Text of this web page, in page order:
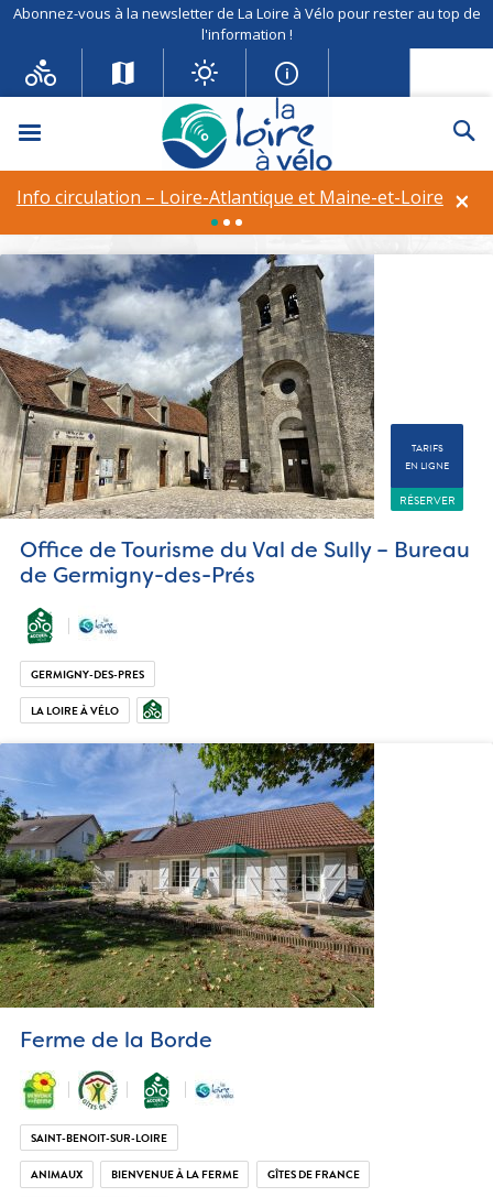
Abonnez-vous à la newsletter de La Loire à Vélo pour rester au top de
l'information !
Menu
×
Info circulation – Loire-Atlantique et Maine-et-Loire
Office de Tourisme
Langeais-Bourgueil-Val de
Loire (Bourgueil)
labels :Handicap auditif
TARIFS
EN LIGNE
RÉSERVER
Office de Tourisme du Val de Sully – Bureau
de Germigny-des-Prés
GERMIGNY-DES-PRES
LA LOIRE À VÉLO
Ferme de la Borde
SAINT-BENOIT-SUR-LOIRE
ANIMAUX BIENVENUE À LA FERME GÎTES DE FRANCE